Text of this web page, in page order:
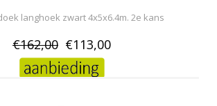
langhoek zwart 4x5x6.4m. 2e kans
€162,00 €113,00